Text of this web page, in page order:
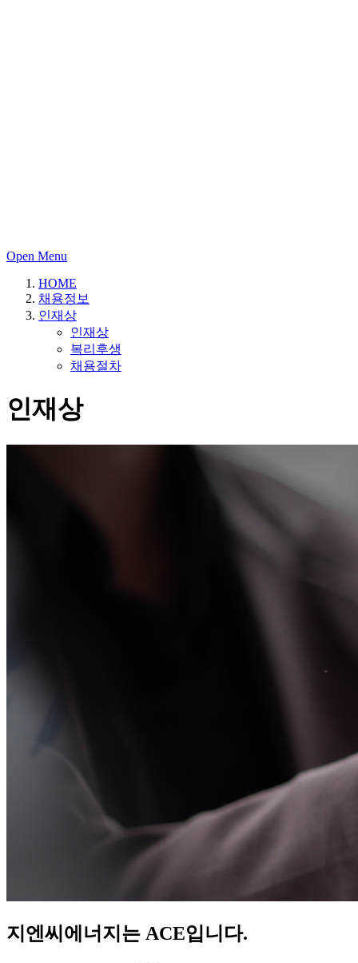
Open Menu
HOME
채용정보
인재상
인재상
복리후생
채용절차
인재상
지엔씨에너지는 ACE입니다.